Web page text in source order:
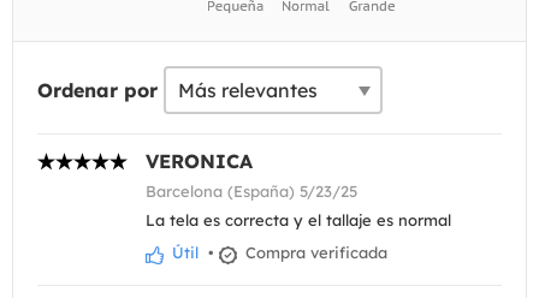
Ordenar por
VERONICA
Barcelona (España) 5/23/25
La tela es correcta y el tallaje es normal
Útil • Compra verificada